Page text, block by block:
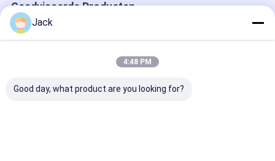
Geadviseerde Producten
Jack
4:48 PM
Good day, what product are you looking for?